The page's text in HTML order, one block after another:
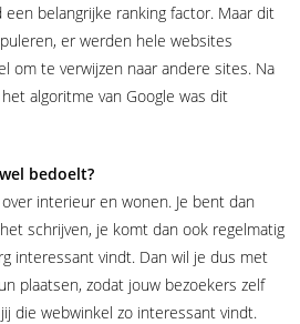
belangrijke ranking factor. Maar dit
er werden hele websites
om te verwijzen naar andere sites. Na
algoritme van Google was dit
bedoelt?
interieur en wonen. Je bent dan
schrijven, je komt dan ook regelmatig
interessant vindt. Dan wil je dus met
plaatsen, zodat jouw bezoekers zelf
die webwinkel zo interessant vindt.